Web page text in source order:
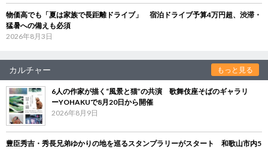
物価高でも「夏は家族で長距離ドライブ」 宿泊ドライブ予算4万円超、渋滞・
猛暑への備えも必須
2026年8月3日
カルチャー もっと見る
6人の作家が描く“風景と猫”の共演 歌舞伎座そばのギャラリ
ーYOHAKUで8月20日から開催
2026年8月9日
豊臣秀吉・秀長兄弟ゆかりの地を巡るスタンプラリーがスタート 和歌山市内5